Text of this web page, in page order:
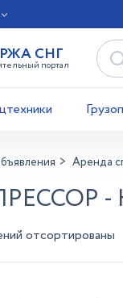
СНГ
портал
Аренда
отсортированы